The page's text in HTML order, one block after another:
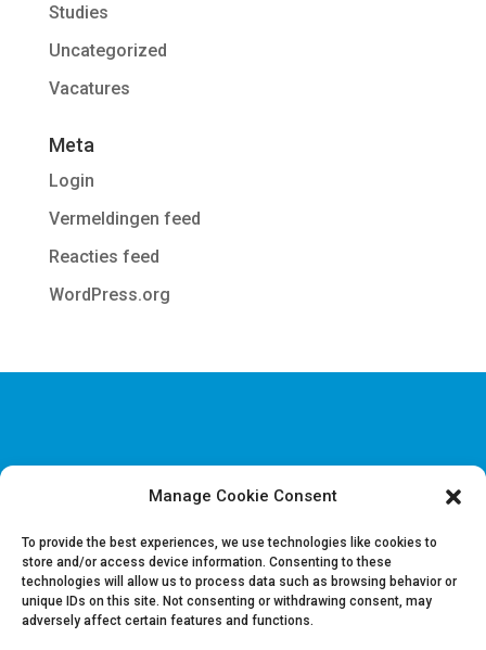
Manage Cookie Consent
To provide the best experiences, we use technologies like cookies to
store and/or access device information. Consenting to these
technologies will allow us to process data such as browsing behavior or
unique IDs on this site. Not consenting or withdrawing consent, may
adversely affect certain features and functions.
Studies
Uncategorized
Vacatures
Meta
Login
Vermeldingen feed
Reacties feed
WordPress.org
Disclaimer & Juridische Informatie
Vacatures
Contacteer ons